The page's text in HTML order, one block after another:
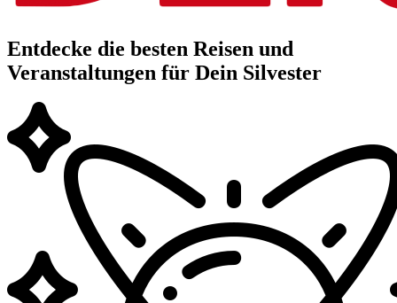
Entdecke die besten Reisen und
Veranstaltungen für Dein Silvester